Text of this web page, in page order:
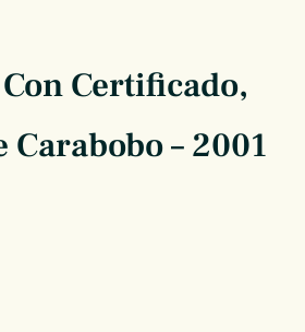
Certificado,
Carabobo – 2001